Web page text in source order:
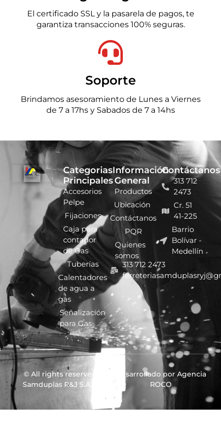
El certificado SSL y la pasarela de pagos, te
garantiza transacciones 100% seguras.
Soporte
Brindamos asesoramiento de Lunes a Viernes
de 7 a 17hs y Sabados de 7 a 14hs
Categorias
Principales
Accesorios
Pelpe
Fijaciones
Caja para
contador
de Gas
Tuberías
Calentadores
de agua a
gas
Señalización
para Gas
Información
General
Productos
Ubicación
Contáctanos
PQR
Quienes
somos
Contáctanos
313 712
2473
Cr. 51
41-225
Barrio
Bolívar -
Medellín
313 712 2473
© All rights reserved
Samduplas R&J S.A.S.
Desarrollado por Agencia
ROCO